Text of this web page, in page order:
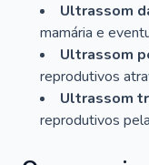
Ultrassom
mamária e
Ultrassom
reprodutivos
Ultrassom
reprodutivos